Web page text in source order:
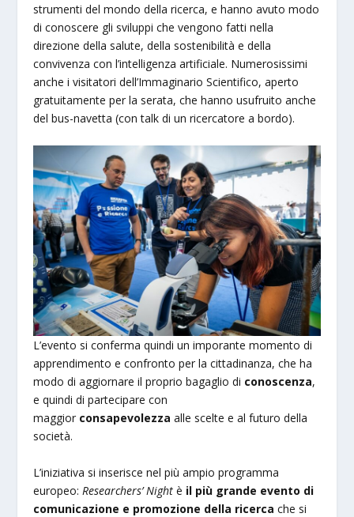
strumenti del mondo della ricerca, e hanno avuto modo
di conoscere gli sviluppi che vengono fatti nella
direzione della salute, della sostenibilità e della
convivenza con l’intelligenza artificiale. Numerosissimi
anche i visitatori dell’Immaginario Scientifico, aperto
gratuitamente per la serata, che hanno usufruito anche
del bus-navetta (con talk di un ricercatore a bordo).
L’evento si conferma quindi un imporante momento di
apprendimento e confronto per la cittadinanza, che ha
modo di aggiornare il proprio bagaglio di conoscenza,
e quindi di partecipare con
maggior consapevolezza alle scelte e al futuro della
società.
L’iniziativa si inserisce nel più ampio programma
europeo: Researchers’ Nightè il più grande evento di
comunicazione e promozione della ricerca che si